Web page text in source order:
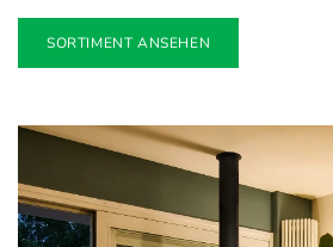
SORTIMENT ANSEHEN